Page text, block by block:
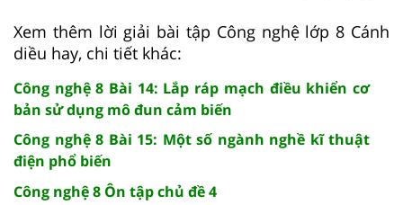
Xem thêm lời giải bài tập Công nghệ lớp 8 Cánh
diều hay, chi tiết khác:
Công nghệ 8 Bài 14: Lắp ráp mạch điều khiển cơ
bản sử dụng mô đun cảm biến
Công nghệ 8 Bài 15: Một số ngành nghề kĩ thuật
điện phổ biến
Công nghệ 8 Ôn tập chủ đề 4